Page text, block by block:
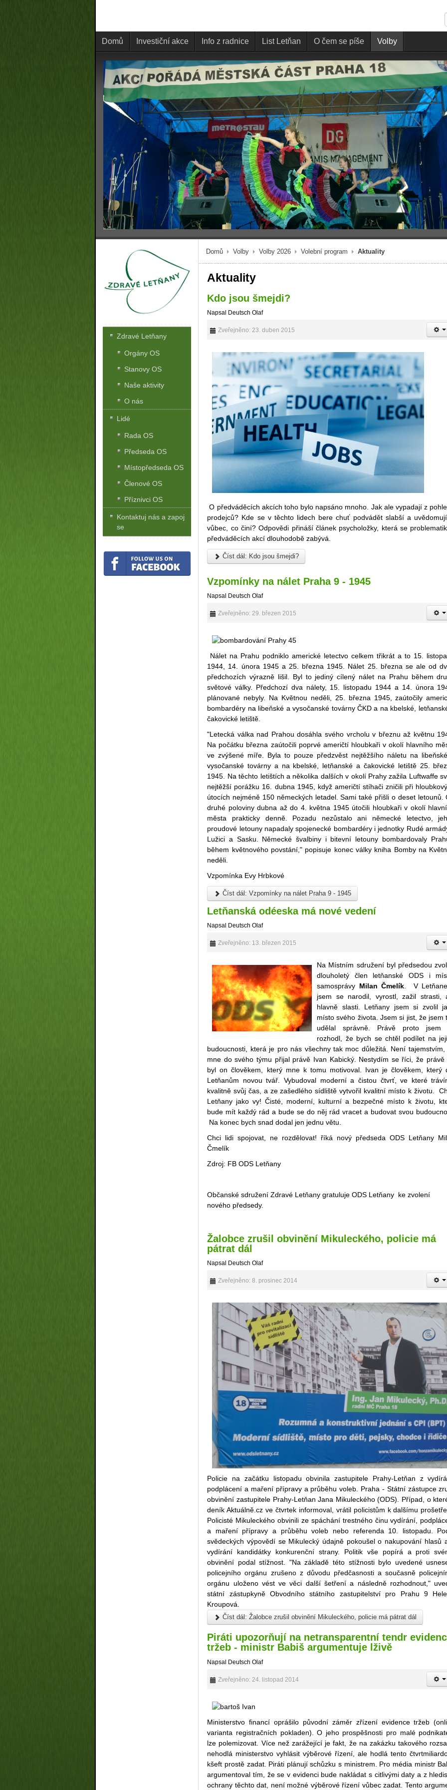
Domů Investiční akce Info z radnice List Letňan O čem se píše Volby
Domů Volby Volby 2026 Volební program Aktuality
Aktuality
Kdo jsou šmejdi?
Napsal Deutsch Olaf
Zveřejněno: 23. duben 2015
O předváděcích akcích toho bylo napsáno mnoho. Jak ale vypadají z
prodejců? Kde se v těchto lidech bere chuť podvádět slabší a
vůbec, co činí? Odpovědi přináší článek psycholožky, která se
předváděcích akcí dlouhodobě zabývá.
Číst dál: Kdo jsou šmejdi?
Vzpomínky na nálet Praha 9 - 1945
Napsal Deutsch Olaf
Zveřejněno: 29. březen 2015
Nálet na Prahu podniklo americké letectvo celkem třikrát a to 15.
1944, 14. února 1945 a 25. března 1945. Nálet 25. března se ale od
předchozích výrazně lišil. Byl to jediný cílený nálet na Prahu během
světové války. Předchozí dva nálety, 15. listopadu 1944 a 14. února
plánované nebyly. Na Květnou neděli, 25. března 1945, zaútočily
bombardéry na libeňské a vysočanské továrny ČKD a na kbelské,
čakovické letiště.
"Letecká válka nad Prahou dosáhla svého vrcholu v březnu až květnu
Na počátku března zaútočili poprvé američtí hloubkaři v okolí hlavního
ve zvýšené míře. Byla to pouze předzvěst nejtěžšího náletu na
vysočanské továrny a na kbelské, letňanské a čakovické letiště 25.
1945. Na těchto letištích a několika dalších v okolí Prahy zažila Luftwaffe
nejtěžší porážku 16. dubna 1945, když američtí stíhači zničili při
útocích nejméně 150 německých letadel. Sami také přišli o deset letounů.
druhé poloviny dubna až do 4. května 1945 útočili hloubkaři v okolí
města prakticky denně. Pozadu nezůstalo ani německé letectvo,
proudové letouny napadaly spojenecké bombardéry i jednotky Rudé
Lužici a Sasku. Německé švalbiny i bitevní letouny bombardovaly
během květnového povstání," popisuje konec války kniha Bomby na
neděli.
Vzpomínka Evy Hrbkové
Číst dál: Vzpomínky na nálet Praha 9 - 1945
Letňanská odéeska má nové vedení
Napsal Deutsch Olaf
Zveřejněno: 13. březen 2015
Na Místním sdružení byl předsedou
dlouholetý člen letňanské ODS i
samosprávy Milan Čmelík . V
jsem se narodil, vyrostl, zažil strasti,
hlavně slasti. Letňany jsem si zvolil
místo svého života. Jsem si jist, že jsem
udělal správně. Právě proto jsem
rozhodl, že bych se chtěl podílet na
budoucnosti, která je pro nás všechny tak moc důležitá. Není tajemstvím,
mne do svého týmu přijal právě Ivan Kabický. Nestydím se říci, že právě
byl on člověkem, který mne k tomu motivoval. Ivan je člověkem, který
Letňanům novou tvář. Vybudoval moderní a čistou čtvrť, ve které
kvalitně svůj čas, a ze zašedlého sídliště vytvořil kvalitní místo k životu.
Letňany jako vy! Čisté, moderní, kulturní a bezpečné místo k životu,
bude mít každý rád a bude se do něj rád vracet a budovat svou
Na konec bych snad dodal jen jednu větu.
Chci lidi spojovat, ne rozdělovat! říká nový předseda ODS Letňany
Čmelík
Zdroj: FB ODS Letňany
Občanské sdružení Zdravé Letňany gratuluje ODS Letňany ke zvolení
nového předsedy.
Žalobce zrušil obvinění Mikuleckého, policie má
pátrat dál
Napsal Deutsch Olaf
Zveřejněno: 8. prosinec 2014
Policie na začátku listopadu obvinila zastupitele Prahy-Letňan z
podplácení a maření přípravy a průběhu voleb. Praha - Státní zástupce
obvinění zastupitele Prahy-Letňan Jana Mikuleckého (ODS). Případ, o
deník Aktuálně.cz ve čtvrtek informoval, vrátil policistům k dalšímu
Policisté Mikuleckého obvinili ze spáchání trestného činu vydírání,
a maření přípravy a průběhu voleb nebo referenda 10. listopadu.
svědeckých výpovědí se Mikulecký údajně pokoušel o nakupování hlasů
vydírání kandidátky konkurenční strany. Politik vše popírá a proti
obvinění podal stížnost. "Na základě této stížnosti bylo uvedené
policejního orgánu zrušeno z důvodu předčasnosti a současně
orgánu uloženo vést ve věci další šetření a následně rozhodnout,"
státní zástupkyně Obvodního státního zastupitelství pro Prahu 9
Kroupová.
Číst dál: Žalobce zrušil obvinění Mikuleckého, policie má pátrat dál
Piráti upozorňují na netransparentní tendr
tržeb - ministr Babiš argumentuje lživě
Napsal Deutsch Olaf
Zveřejněno: 24. listopad 2014
Ministerstvo financí oprášilo původní záměr zřízení evidence tržeb
varianta registračních pokladen). O jeho prospěšnosti pro malé
lze polemizovat. Více než zarážející je fakt, že na zakázku takového
nehodlá ministerstvo vyhlásit výběrové řízení, ale hodlá tento
kšeft prostě zadat. Piráti plánují schůzku s ministrem. Pro média ministr
argumentoval tím, že se v evidenci bude nakládat s citlivými daty a z
ochrany těchto dat, není možné výběrové řízení vůbec zadat. Tento
Zdravé Letňany
Orgány OS
Stanovy OS
Naše aktivity
O nás
Lidé
Rada OS
Předseda OS
Místopředseda OS
Členové OS
Příznivci OS
Kontaktuj nás a zapoj
se